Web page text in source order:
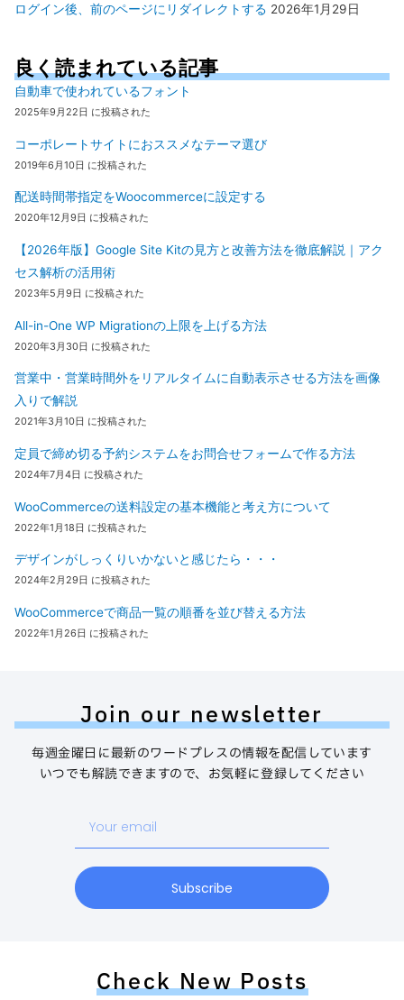
ログイン後、前のページにリダイレクトする 2026年1月29日
良く読まれている記事
自動車で使われているフォント
2025年9月22日 に投稿された
コーポレートサイトにおススメなテーマ選び
2019年6月10日 に投稿された
配送時間帯指定をWoocommerceに設定する
2020年12月9日 に投稿された
【2026年版】Google Site Kitの見方と改善方法を徹底解説｜アク
セス解析の活用術
2023年5月9日 に投稿された
All-in-One WP Migrationの上限を上げる方法
2020年3月30日 に投稿された
営業中・営業時間外をリアルタイムに自動表示させる方法を画像
入りで解説
2021年3月10日 に投稿された
定員で締め切る予約システムをお問合せフォームで作る方法
2024年7月4日 に投稿された
WooCommerceの送料設定の基本機能と考え方について
2022年1月18日 に投稿された
デザインがしっくりいかないと感じたら・・・
2024年2月29日 に投稿された
WooCommerceで商品一覧の順番を並び替える方法
2022年1月26日 に投稿された
Join our newsletter
毎週金曜日に最新のワードプレスの情報を配信しています
いつでも解読できますので、お気軽に登録してください
email
Subscribe
Check New Posts